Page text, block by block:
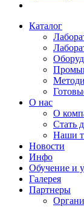
Каталог
О нас
О
Стать
Наши
Новости
Инфо
Обучение и
Галерея
Партнеры